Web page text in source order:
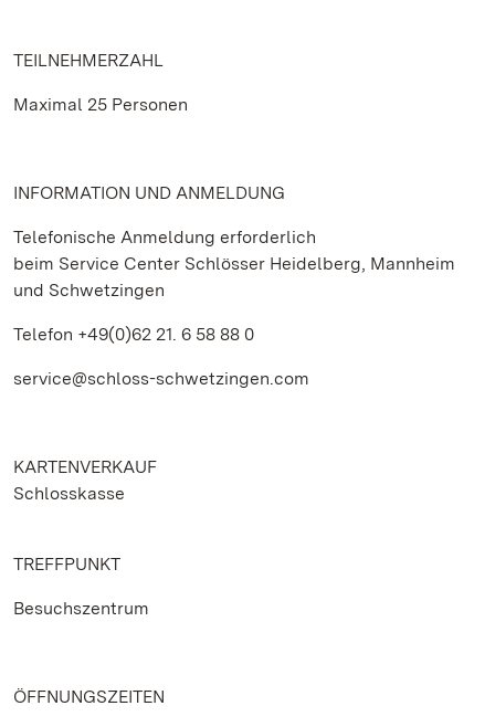
TEILNEHMERZAHL
Maximal 25 Personen
INFORMATION UND ANMELDUNG
Telefonische Anmeldung erforderlich
beim Service Center Schlösser Heidelberg, Mannheim
und Schwetzingen
Telefon +49(0)62 21. 6 58 88 0
service@schloss-schwetzingen.com
KARTENVERKAUF
Schlosskasse
TREFFPUNKT
Besuchszentrum
ÖFFNUNGSZEITEN